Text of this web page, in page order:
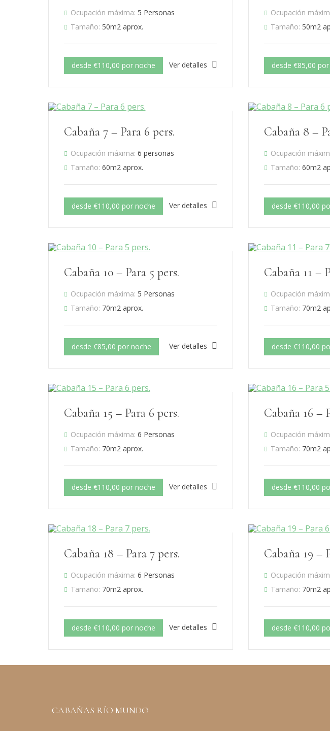
Ocupación máxima: 5 Personas
Tamaño: 50m2 aprox.
desde €110,00 por noche Ver detalles
Ocupación
Tamaño: 50m2
desde €85,00
Cabaña 7 – Para 6 pers.
Ocupación máxima: 6 personas
Tamaño: 60m2 aprox.
desde €110,00 por noche Ver detalles
Cabaña 8 –
Ocupación
Tamaño: 60m2
desde €110,00
Cabaña 10 – Para 5 pers.
Ocupación máxima: 5 Personas
Tamaño: 70m2 aprox.
desde €85,00 por noche Ver detalles
Cabaña 11 –
Ocupación
Tamaño: 70m2
desde €110,00
Cabaña 15 – Para 6 pers.
Ocupación máxima: 6 Personas
Tamaño: 70m2 aprox.
desde €110,00 por noche Ver detalles
Cabaña 16 –
Ocupación
Tamaño: 70m2
desde €110,00
Cabaña 18 – Para 7 pers.
Ocupación máxima: 6 Personas
Tamaño: 70m2 aprox.
desde €110,00 por noche Ver detalles
Cabaña 19 –
Ocupación
Tamaño: 70m2
desde €110,00
CABAÑAS RÍO MUNDO